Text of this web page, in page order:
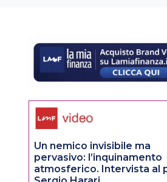
Un nemico invisibile ma
pervasivo: l’inquinamento
atmosferico. Intervista al